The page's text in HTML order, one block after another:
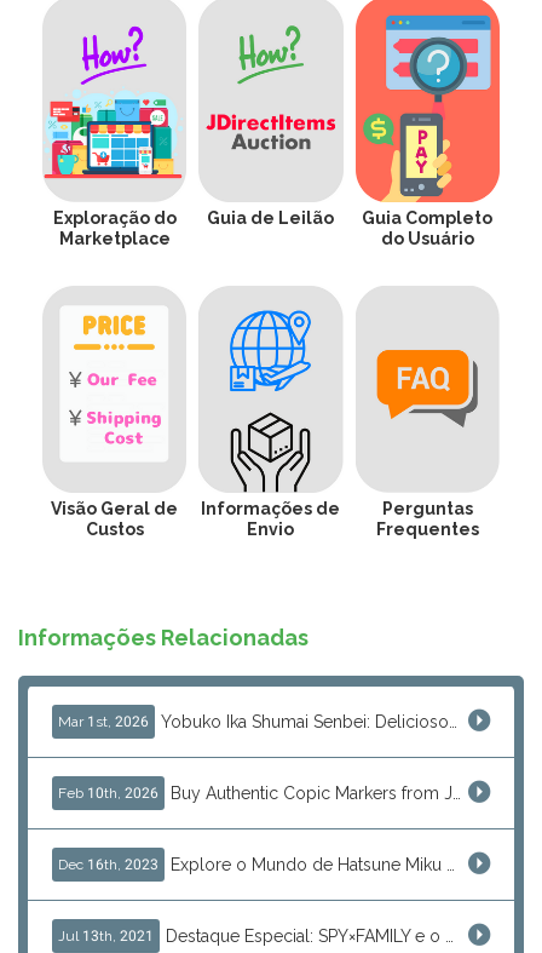
Exploração do
Marketplace
Guia de Leilão
Guia Completo
do Usuário
Visão Geral de
Custos
Informações de
Envio
Perguntas
Frequentes
Informações Relacionadas
Mar 1st, 2026
Feb 10th, 2026
Dec 16th, 2023
Jul 13th, 2021